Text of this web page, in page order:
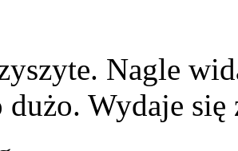
Nagle
dużo. Wydaje